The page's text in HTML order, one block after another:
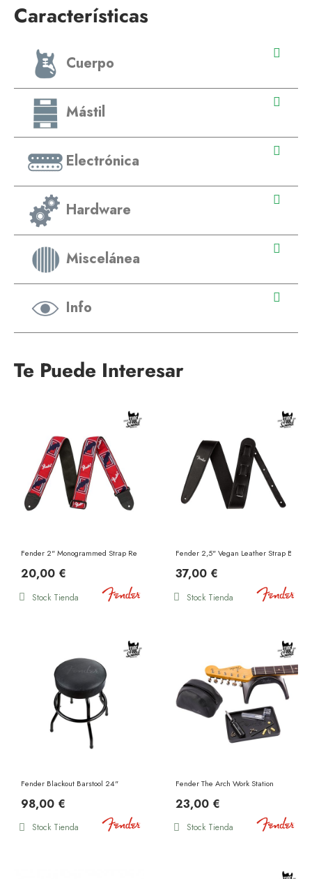
Características
Cuerpo
Mástil
Electrónica
Hardware
Miscelánea
Info
Te Puede Interesar
Fender 2" Monogrammed Strap Red White Blue
20,00 €
Stock Tienda
Fender 2,5" Vegan Leather Strap Black
37,00 €
Stock Tienda
Fender Blackout Barstool 24"
98,00 €
Stock Tienda
Fender The Arch Work Station
23,00 €
Stock Tienda